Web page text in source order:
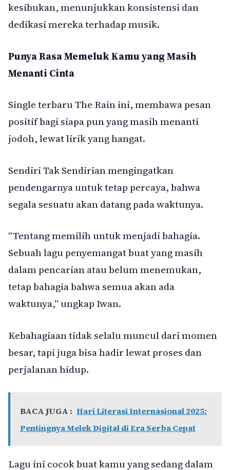
kesibukan, menunjukkan konsistensi dan
dedikasi mereka terhadap musik.
Punya Rasa Memeluk Kamu yang Masih
Menanti Cinta
Single terbaru The Rain ini, membawa pesan
positif bagi siapa pun yang masih menanti
jodoh, lewat lirik yang hangat.
Sendiri Tak Sendirian mengingatkan
pendengarnya untuk tetap percaya, bahwa
segala sesuatu akan datang pada waktunya.
“Tentang memilih untuk menjadi bahagia.
Sebuah lagu penyemangat buat yang masih
dalam pencarian atau belum menemukan,
tetap bahagia bahwa semua akan ada
waktunya,” ungkap Iwan.
Kebahagiaan tidak selalu muncul dari momen
besar, tapi juga bisa hadir lewat proses dan
perjalanan hidup.
BACA JUGA : Hari Literasi Internasional 2025:
Pentingnya Melek Digital di Era Serba Cepat
Lagu ini cocok buat kamu yang sedang dalam